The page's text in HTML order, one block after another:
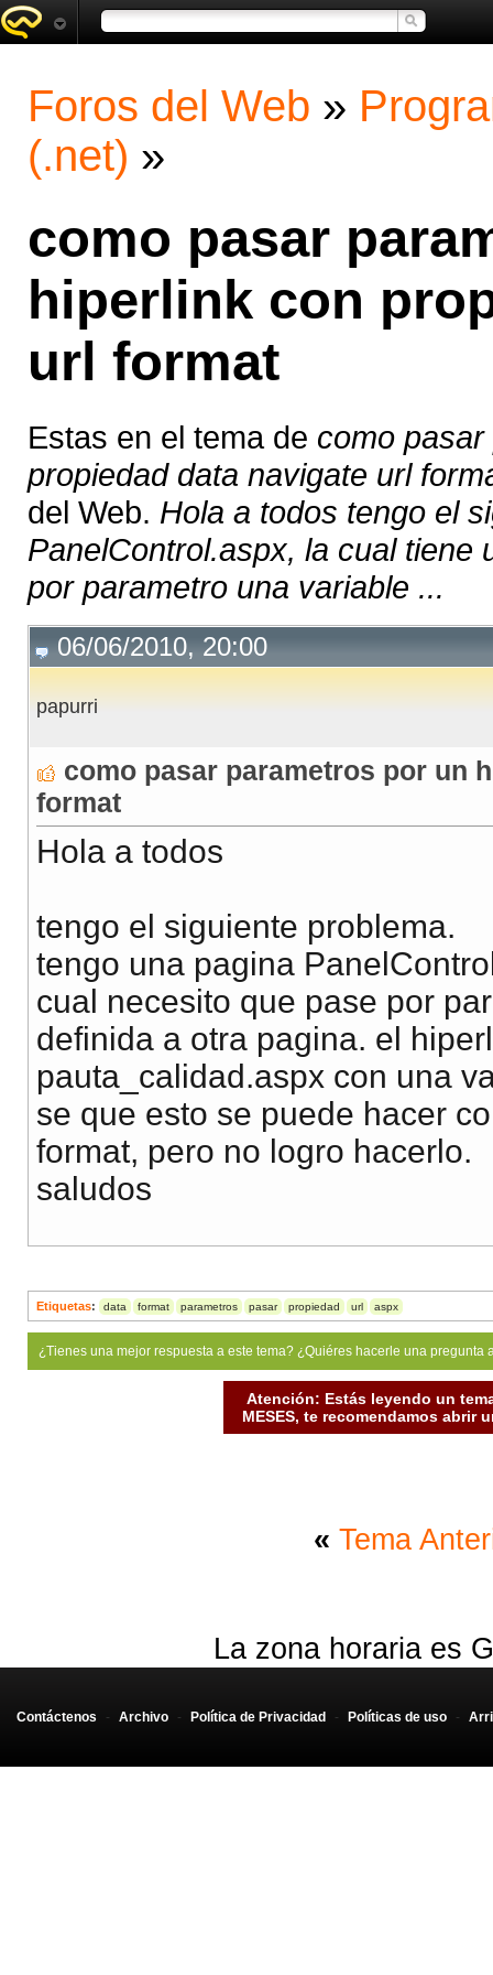
Foros del Web »
(.net) »
como pasar
hiperlink con
url format
Estas en el tema de como
propiedad data navigate url
del Web. Hola a todos tengo el
PanelControl.aspx, la cual tiene
por parametro una variable ...
06/06/2010, 20:00
papurri
como pasar parametros por un
format
Hola a todos
tengo el siguiente problema.
tengo una pagina
cual necesito que pase por
definida a otra pagina. el
pauta_calidad.aspx con una
se que esto se puede hacer
format, pero no logro hacerlo.
saludos
Etiquetas: data format parametros pasar propiedad url aspx
¿Tienes una mejor respuesta a este tema? ¿Quiéres hacerle una
Atención: Estás leyendo un
MESES, te recomendamos abrir
« Tema
La zona horaria es
Contáctenos - Archivo - Política de Privacidad - Políticas de uso -